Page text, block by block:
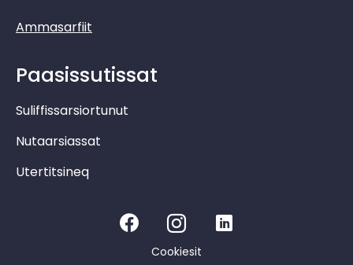
Ammasarfiit
Paasissutissat
Suliffissarsiortunut
Nutaarsiassat
Utertitsineq
Cookiesit